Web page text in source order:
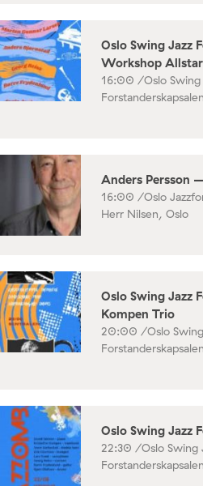
Oslo Swing Jazz
Workshop
16:00 /Oslo
Anders Persson
16:00 /Oslo
Herr Nilsen, Oslo
Oslo Swing Jazz
Kompen Trio
20:00 /Oslo
Oslo Swing Jazz
22:30 /Oslo Swing